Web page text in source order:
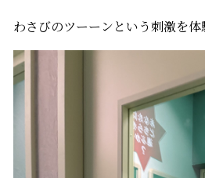
わさびのツーーンという刺激を